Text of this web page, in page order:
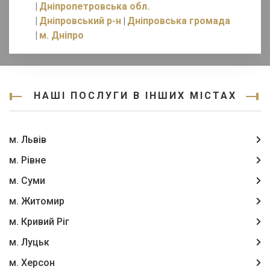
Дніпропетровська обл.
Дніпровський р-н Дніпровська громада
м. Дніпро
НАШІ ПОСЛУГИ В ІНШИХ МІСТАХ
м. Львів
м. Рівне
м. Суми
м. Житомир
м. Кривий Ріг
м. Луцьк
м. Херсон